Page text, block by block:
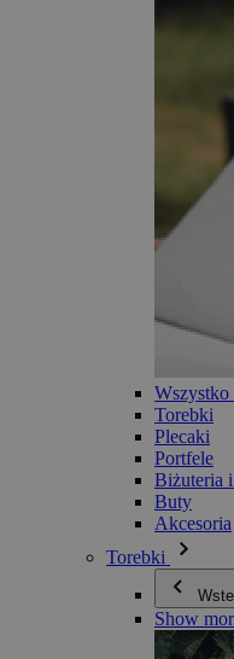
Torebki
Plecaki
Portfele
Biżuteria
Buty
Akcesoria
Torebki
Show